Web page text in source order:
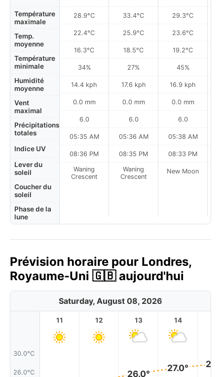
Température
maximale
Temp.
moyenne
Température
minimale
Humidité
moyenne
Vent
maximal
Précipitations
totales
Indice UV
Lever du
soleil
Coucher du
soleil
Phase de la
lune
28.9°C
22.4°C
16.3°C
34%
14.4 kph
0.0 mm
6.0
05:35 AM
08:36 PM
Waning
Crescent
33.4°C
25.9°C
18.5°C
27%
17.6 kph
0.0 mm
6.0
05:36 AM
08:35 PM
Waning
Crescent
29.3°C
23.6°C
19.2°C
45%
16.9 kph
0.0 mm
6.0
05:38 AM
08:33 PM
New Moon
Prévision horaire pour Londres,
Royaume-Uni 🇬🇧 aujourd'hui
Saturday, August 08, 2026
30.0°C
26.0°C
11 12 13
26.0°
14
27.0°